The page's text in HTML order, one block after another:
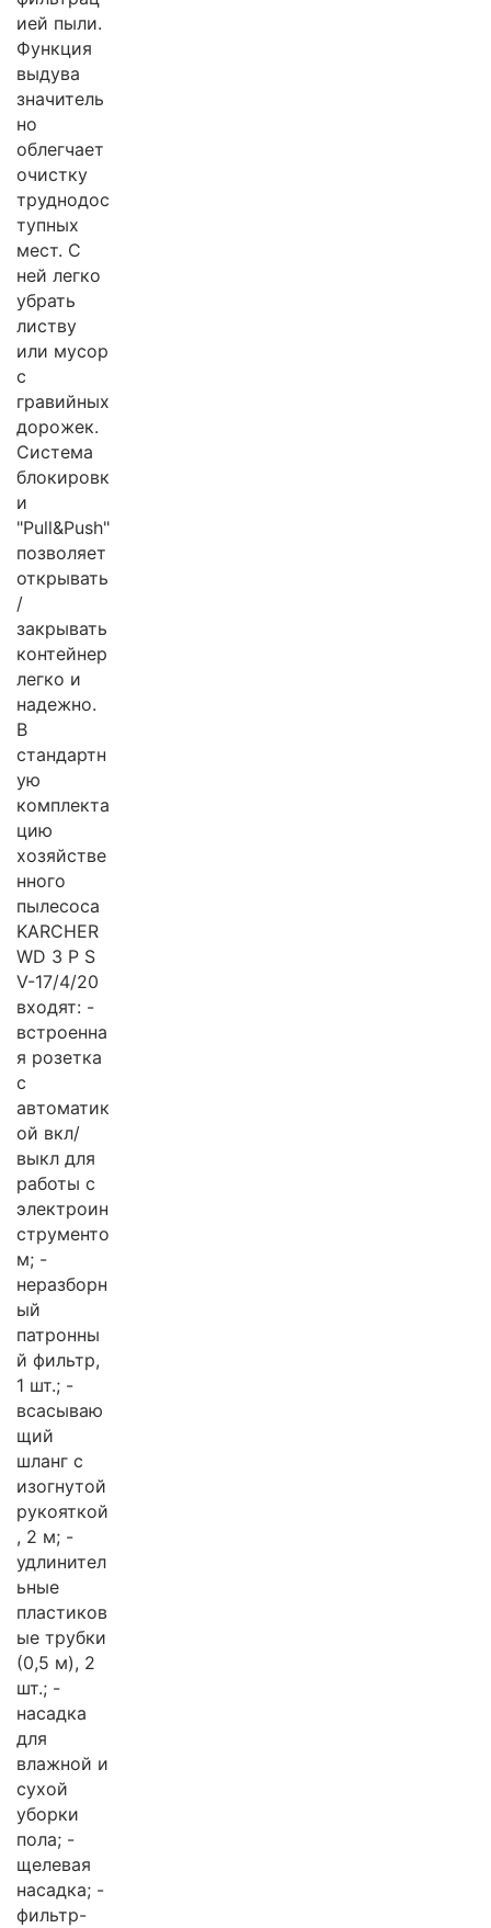
ией пыли.
Функция
выдува
значитель
но
облегчает
очистку
труднодос
тупных
мест. С
ней легко
убрать
листву
или мусор
с
гравийных
дорожек.
Система
блокировк
и
"Pull&Push"
позволяет
открывать
/
закрывать
контейнер
легко и
надежно.
В
стандартн
ую
комплекта
цию
хозяйстве
нного
пылесоса
KARCHER
WD 3 P S
V-17/4/20
входят: -
встроенна
я розетка
с
автоматик
ой вкл/
выкл для
работы с
электроин
струменто
м; -
неразборн
ый
патронны
й фильтр,
1 шт.; -
всасываю
щий
шланг с
изогнутой
рукояткой
, 2 м; -
удлинител
ьные
пластиков
ые трубки
(0,5 м), 2
шт.; -
насадка
для
влажной и
сухой
уборки
пола; -
щелевая
насадка; -
фильтр-